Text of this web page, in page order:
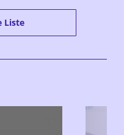
Liste